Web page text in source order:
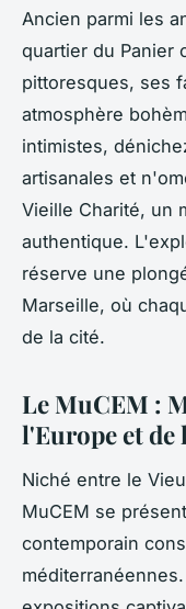
Ancien parmi les
quartier du Panier
pittoresques, ses
atmosphère
intimistes,
artisanales et
Vieille Charité, un
authentique.
réserve une
Marseille, où
de la cité.
Le MuCEM :
l'Europe et
Niché entre le
MuCEM se
contemporain